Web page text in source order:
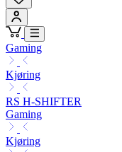
Gaming
Kjøring
RS H-SHIFTER
Gaming
Kjøring